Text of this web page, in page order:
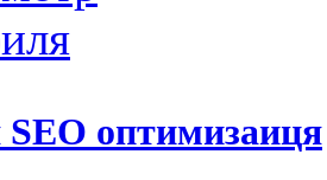
SEO оптимизаиця